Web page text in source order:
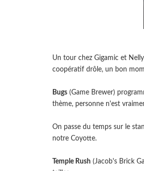
Un tour chez Gigamic et
coopératif drôle, un bon
Bugs (Game Brewer)
thème, personne n'est
On passe du temps sur le
notre Coyotte.
Temple Rush (Jacob's Brick